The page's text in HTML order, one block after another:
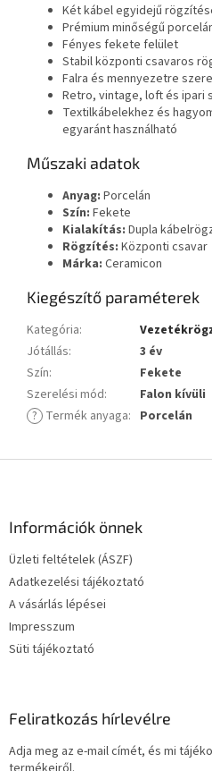
Két kábel egyidejű
Prémium minőségű
Fényes fekete felület
Stabil központi csavaros
Falra és mennyezetre
Retro, vintage, loft és ipari
Textilkábelekhez és
egyaránt használható
Műszaki adatok
Anyag: Porcelán
Szín: Fekete
Kialakítás: Dupla
Rögzítés: Központi csavar
Márka: Ceramicon
Kiegészítő paraméterek
Kategória:
Jótállás:
3 év
Szín:
Fekete
Szerelési mód:
Falon kívüli
? Termék anyaga: Porcelán
Információk önnek
Üzleti feltételek (ÁSZF)
Adatkezelési tájékoztató
A vásárlás lépései
Impresszum
Süti tájékoztató
Feliratkozás hírlevélre
Adja meg az e-mail címét, és mi